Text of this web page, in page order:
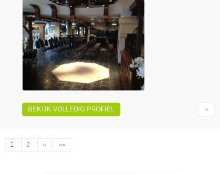
BEKIJK VOLLEDIG PROFIEL
1 2 » »»